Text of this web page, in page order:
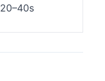
20–40s